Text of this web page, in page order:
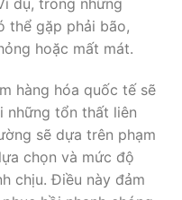
dụ, trong những
thể gặp phải bão,
hoặc mất mát.
hàng hóa quốc tế sẽ
những tổn thất liên
sẽ dựa trên phạm
chọn và mức độ
chịu. Điều này đảm